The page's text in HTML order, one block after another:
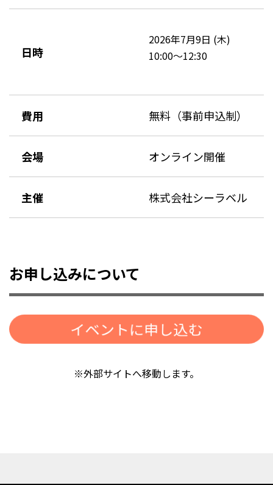
日時
2026年7月9日 (木)
10:00～12:30
費用 無料（事前申込制）
会場 オンライン開催
主催 株式会社シーラベル
お申し込みについて
※外部サイトへ移動します。